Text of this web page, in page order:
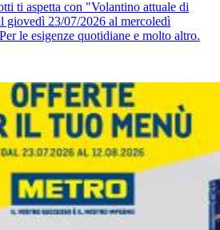
ti aspetta con "Volantino attuale di
giovedì 23/07/2026 al mercoledì
le esigenze quotidiane e molto altro.